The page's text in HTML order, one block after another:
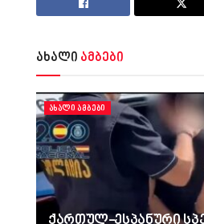
ახალი ამბები
ᲐᲮᲐᲚᲘ ᲐᲛᲑᲔᲑᲘ